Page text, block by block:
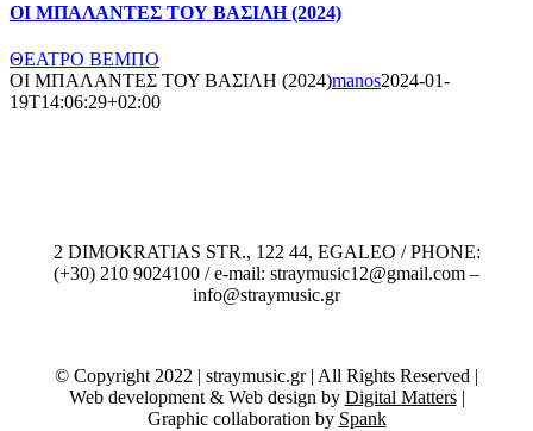
ΟΙ ΜΠΑΛΑΝΤΕΣ ΤΟΥ ΒΑΣΙΛΗ (2024)
ΘΕΑΤΡΟ ΒΕΜΠΟ
ΟΙ ΜΠΑΛΑΝΤΕΣ ΤΟΥ ΒΑΣΙΛΗ (2024)manos2024-01-
19T14:06:29+02:00
2 DIMOKRATIAS STR., 122 44, EGALEO / PHONE:
(+30) 210 9024100 / e-mail: straymusic12@gmail.com –
info@straymusic.gr
© Copyright 2022 | straymusic.gr | All Rights Reserved |
Web development & Web design by Digital Matters|
Graphic collaboration by Spank